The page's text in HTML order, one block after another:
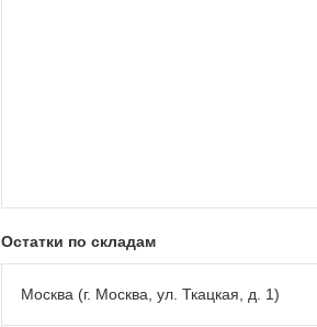
Остатки по складам
Москва (г. Москва, ул. Ткацкая, д. 1)